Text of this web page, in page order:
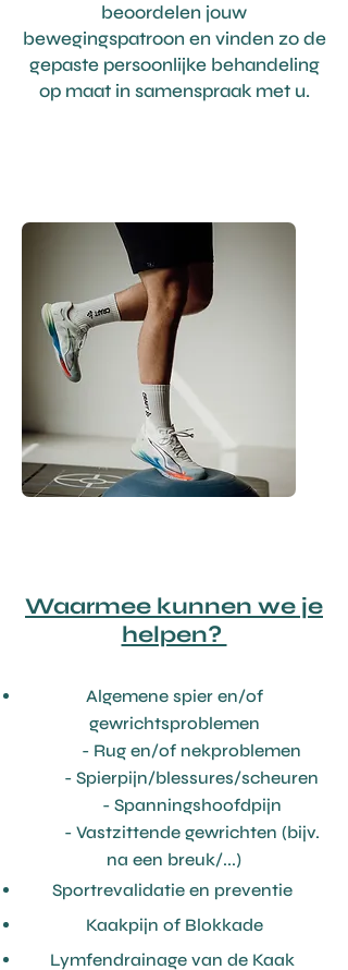
beoordelen jouw
bewegingspatroon en vinden zo de
gepaste persoonlijke behandeling
op maat in samenspraak met u.
Waarmee kunnen we je
helpen?
Algemene spier en/of
gewrichtsproblemen
- Rug en/of nekproblemen
- Spierpijn/blessures/scheuren
- Spanningshoofdpijn
- Vastzittende gewrichten (bijv.
na een breuk/...)
Sportrevalidatie en preventie
Kaakpijn of Blokkade
Lymfendrainage van de Kaak